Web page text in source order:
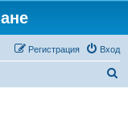
Вход
Регистрация